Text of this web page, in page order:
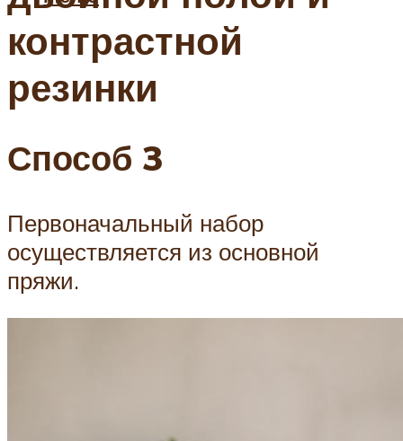
контрастной
резинки
Способ 3
Первоначальный набор
осуществляется из основной
пряжи.